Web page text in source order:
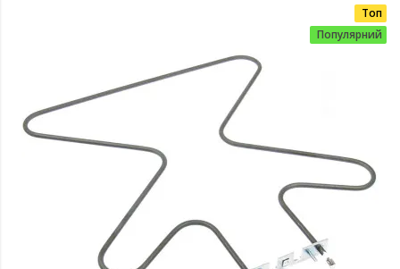
Топ
Популярний